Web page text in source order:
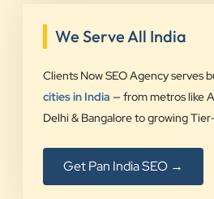
We Serve All India
Clients Now SEO Agency serves
cities in India — from metros like
Delhi & Bangalore to growing
Get Pan India SEO →